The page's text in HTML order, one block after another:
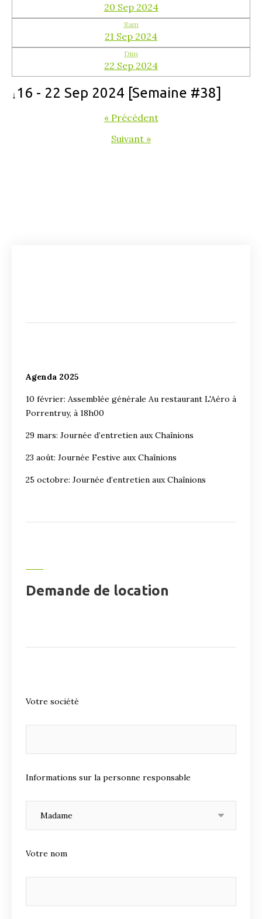
20 Sep 2024
Sam
21 Sep 2024
Dim
22 Sep 2024
↓ 16 - 22 Sep 2024 [Semaine #38]
« Précédent
Suivant »
Agenda 2025
10 février: Assemblée générale Au restaurant L'Aéro à
Porrentruy, à 18h00
29 mars: Journée d’entretien aux Chaînions
23 août: Journée Festive aux Chaînions
25 octobre: Journée d’entretien aux Chaînions
Demande de location
Votre société
Informations sur la personne responsable
Votre nom